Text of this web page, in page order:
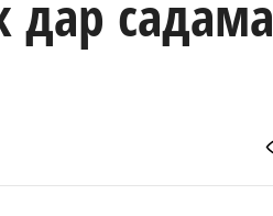
садама